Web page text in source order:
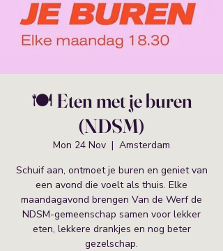
🍽️ Eten met je buren
(NDSM)
Mon 24 Nov
  |
Amsterdam
Schuif aan, ontmoet je buren en geniet van
een avond die voelt als thuis. Elke
maandagavond brengen Van de Werf de
NDSM-gemeenschap samen voor lekker
eten, lekkere drankjes en nog beter
gezelschap.